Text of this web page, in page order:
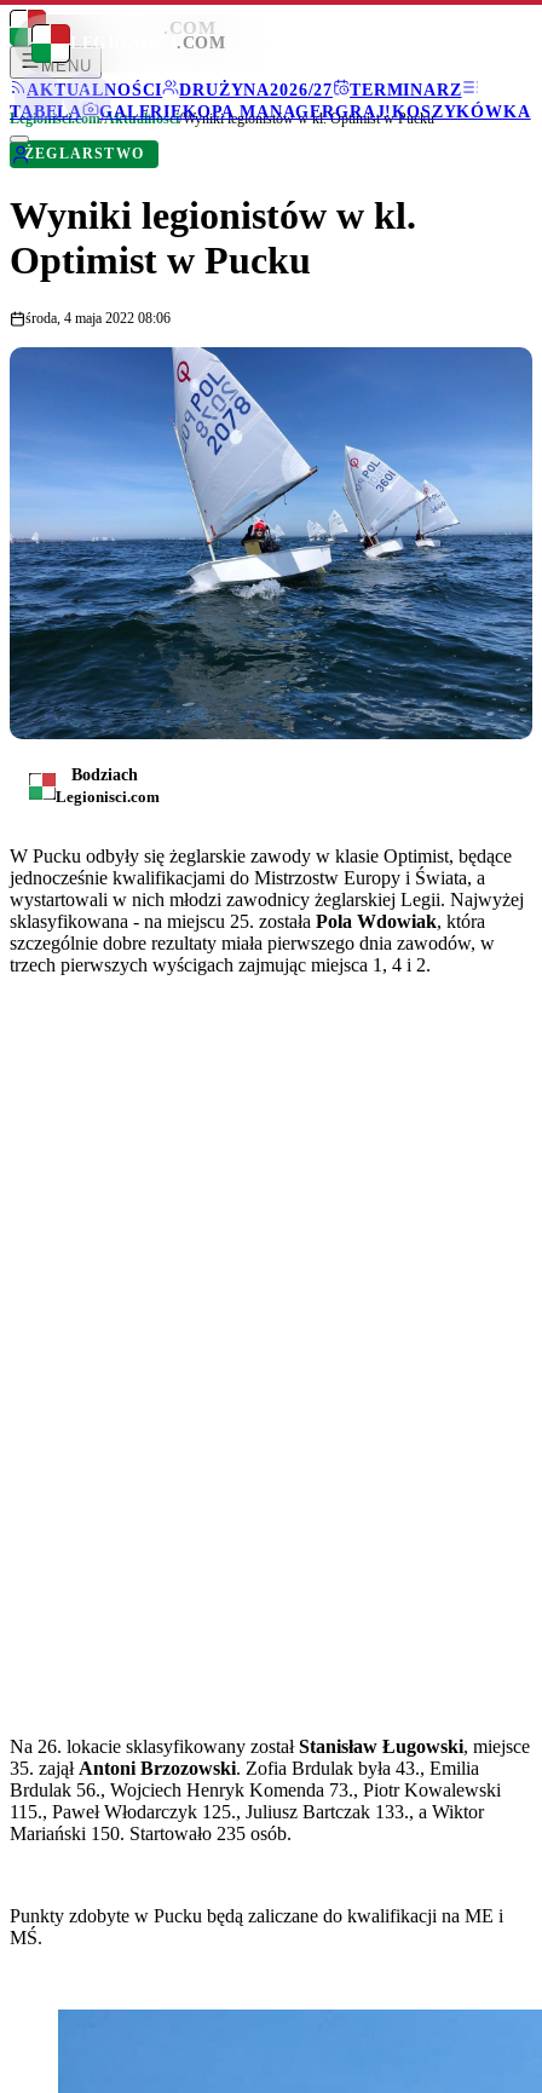
LEGIONISCI .COM
MENU
AKTUALNOŚCI
DRUŻYNA2026/27
TERMINARZ
TABELA
GALERIEKOPA MANAGERGRAJ!KOSZYKÓWKA
LEGIONISCI .COM
Legionisci.com/Aktualności/Wyniki legionistów w kl. Optimist w Pucku
ŻEGLARSTWO
Wyniki legionistów w kl.
Optimist w Pucku
środa, 4 maja 2022 08:06
Bodziach
Legionisci.com
W Pucku odbyły się żeglarskie zawody w klasie Optimist, będące
jednocześnie kwalifikacjami do Mistrzostw Europy i Świata, a
wystartowali w nich młodzi zawodnicy żeglarskiej Legii. Najwyżej
sklasyfikowana - na miejscu 25. została Pola Wdowiak, która
szczególnie dobre rezultaty miała pierwszego dnia zawodów, w
trzech pierwszych wyścigach zajmując miejsca 1, 4 i 2.
Na 26. lokacie sklasyfikowany zostałStanisław Ługowski, miejsce
35. zajął Antoni Brzozowski. Zofia Brdulak była 43., Emilia
Brdulak 56., Wojciech Henryk Komenda 73., Piotr Kowalewski
115., Paweł Włodarczyk 125., Juliusz Bartczak 133., a Wiktor
Mariański 150. Startowało 235 osób.
Punkty zdobyte w Pucku będą zaliczane do kwalifikacji na ME i
MŚ.